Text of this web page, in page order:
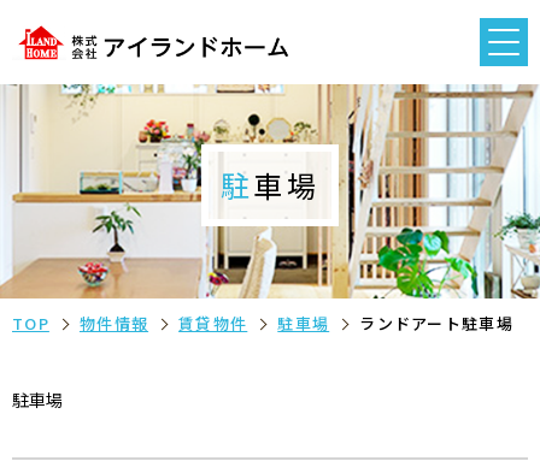
駐車場
TOP 物件情報 賃貸物件 駐車場 ランドアート駐車場
駐車場